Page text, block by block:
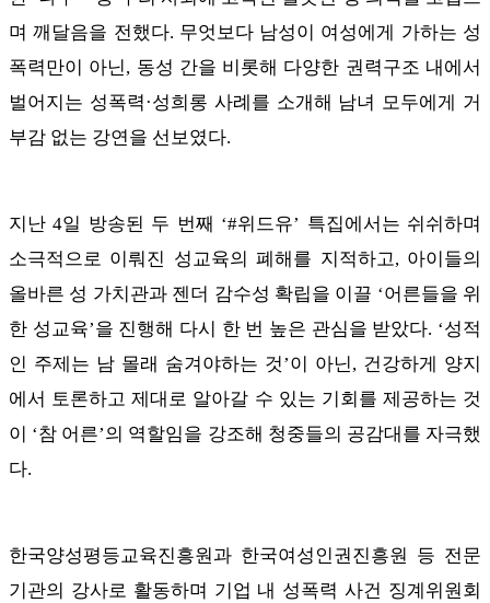
며 깨달음을 전했다. 무엇보다 남성이 여성에게 가하는 성
폭력만이 아닌, 동성 간을 비롯해 다양한 권력구조 내에서
벌어지는 성폭력·성희롱 사례를 소개해 남녀 모두에게 거
부감 없는 강연을 선보였다.
지난 4일 방송된 두 번째 ‘#위드유’ 특집에서는 쉬쉬하며
소극적으로 이뤄진 성교육의 폐해를 지적하고, 아이들의
올바른 성 가치관과 젠더 감수성 확립을 이끌 ‘어른들을 위
한 성교육’을 진행해 다시 한 번 높은 관심을 받았다. ‘성적
인 주제는 남 몰래 숨겨야하는 것’이 아닌, 건강하게 양지
에서 토론하고 제대로 알아갈 수 있는 기회를 제공하는 것
이 ‘참 어른’의 역할임을 강조해 청중들의 공감대를 자극했
다.
한국양성평등교육진흥원과 한국여성인권진흥원 등 전문
기관의 강사로 활동하며 기업 내 성폭력 사건 징계위원회